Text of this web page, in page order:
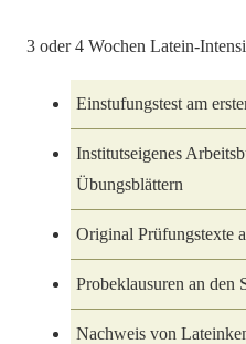
3 oder 4 Wochen Latein-
Einstufungstest am
Institutseigenes
Übungsblättern
Original Prüfungstexte
Probeklausuren an den
Nachweis von